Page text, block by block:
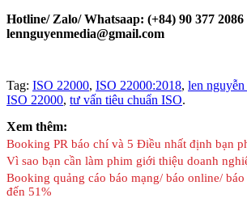
Hotline/ Zalo/ Whatsaap: (+84) 90 377
lennguyenmedia@gmail.com
Tag: ISO 22000, ISO 22000:2018, len nguyễn
ISO 22000, tư vấn tiêu chuẩn ISO.
Xem thêm:
Booking PR báo chí và 5 Điều nhất định bạn
Vì sao bạn cần làm phim giới thiệu doanh
Booking quảng cáo báo mạng/ báo online/
đến 51%